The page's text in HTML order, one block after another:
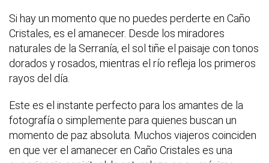
Si hay un momento que no puedes perderte en Caño
Cristales, es el amanecer. Desde los miradores
naturales de la Serranía, el sol tiñe el paisaje con tonos
dorados y rosados, mientras el río refleja los primeros
rayos del día.
Este es el instante perfecto para los amantes de la
fotografía o simplemente para quienes buscan un
momento de paz absoluta. Muchos viajeros coinciden
en que ver el amanecer en Caño Cristales es una